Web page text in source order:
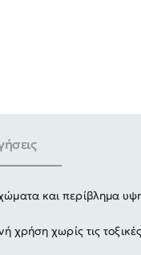
και περίβλημα
χρήση χωρίς τις